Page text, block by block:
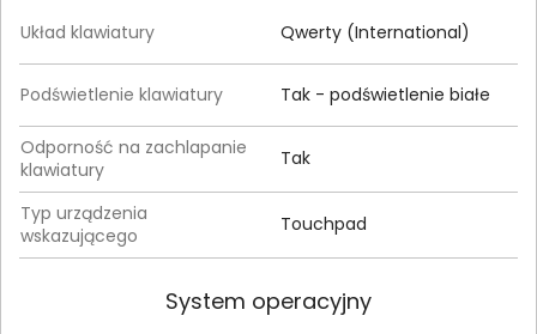
Układ klawiatury Qwerty (International)
Podświetlenie klawiatury Tak - podświetlenie białe
Odporność na zachlapanie
klawiatury
Tak
Typ urządzenia
wskazującego
Touchpad
System operacyjny